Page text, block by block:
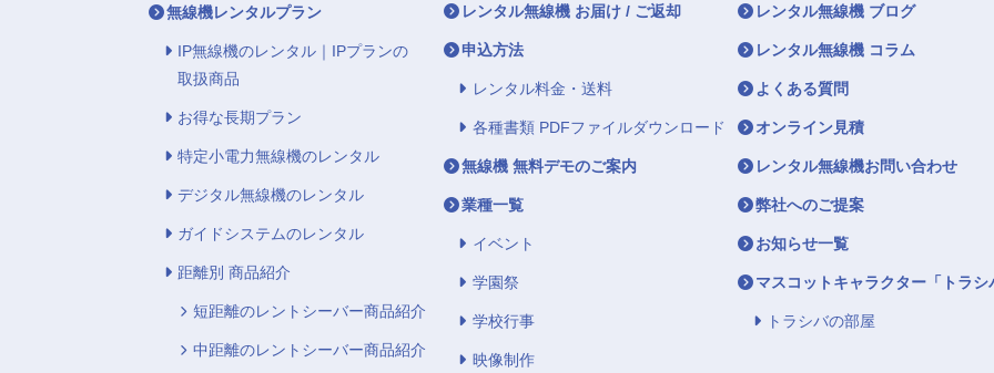
無線機レンタルプラン
IP無線機のレンタル｜IPプランの
取扱商品
お得な長期プラン
特定小電力無線機のレンタル
デジタル無線機のレンタル
ガイドシステムのレンタル
距離別 商品紹介
短距離のレントシーバー商品紹介
中距離のレントシーバー商品紹介
レンタル無線機 お届け / ご返却
申込方法
レンタル料金・送料
各種書類 PDFファイルダウンロード
無線機 無料デモのご案内
業種一覧
イベント
学園祭
学校行事
映像制作
レンタル無線機 ブログ
レンタル無線機 コラム
よくある質問
オンライン見積
レンタル無線機お問い合わせ
弊社へのご提案
お知らせ一覧
マスコットキャラクター「トラシ
トラシバの部屋